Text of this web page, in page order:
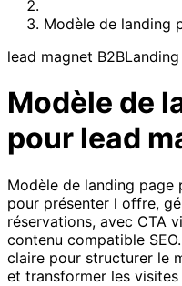
Modèle de landing
lead magnet B2B
Modèle de
pour lead
Modèle de landing page
pour présenter l offre,
réservations, avec CTA
contenu compatible
claire pour structurer le
et transformer les